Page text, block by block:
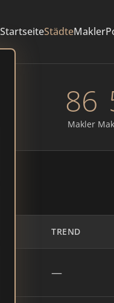
StartseiteStädteMakler
86
Makler
TREND
—